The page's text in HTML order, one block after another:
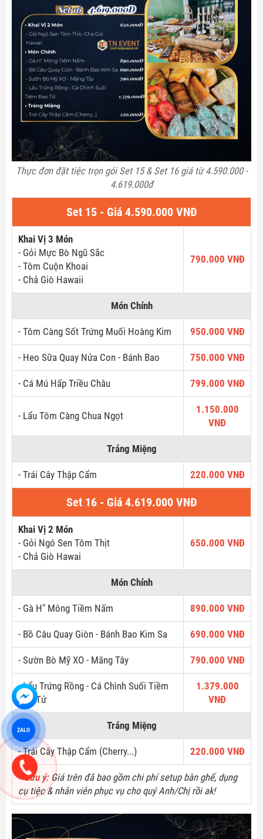
Thực đơn đặt tiệc trọn gói Set 15 & Set 16 giá từ 4.590.000 -
4.619.000đ
Set 15 - Giá 4.590.000 VNĐ
Khai Vị 3 Món
- Gỏi Mực Bò Ngũ Sắc
- Tôm Cuộn Khoai
- Chả Giò Hawaii
790.000 VNĐ
Món Chính
- Tôm Càng Sốt Trứng Muối Hoàng Kim 950.000 VNĐ
- Heo Sữa Quay Nửa Con - Bánh Bao 750.000 VNĐ
- Cá Mú Hấp Triều Châu 799.000 VNĐ
- Lẩu Tôm Càng Chua Ngọt
1.150.000
VNĐ
Tráng Miệng
- Trái Cây Thập Cẩm 220.000 VNĐ
Set 16 - Giá 4.619.000 VNĐ
Khai Vị 2 Món
- Gỏi Ngó Sen Tôm Thịt
- Chả Giò Hawai
650.000 VNĐ
Món Chính
- Gà H" Mông Tiềm Nấm 890.000 VNĐ
- Bồ Câu Quay Giòn - Bánh Bao Kim Sa 690.000 VNĐ
- Sườn Bò Mỹ XO - Măng Tây 790.000 VNĐ
- Lẩu Trứng Rồng - Cá Chình Suối Tiềm
Bao Tử
1.379.000
VNĐ
Tráng Miệng
- Trái Cây Thập Cẩm (Cherry...) 220.000 VNĐ
* Lưu ý: Giá trên đã bao gồm chi phí setup bàn ghế, dụng
cụ tiệc & nhân viên phục vụ cho quý Anh/Chị rồi ak!
ZALO